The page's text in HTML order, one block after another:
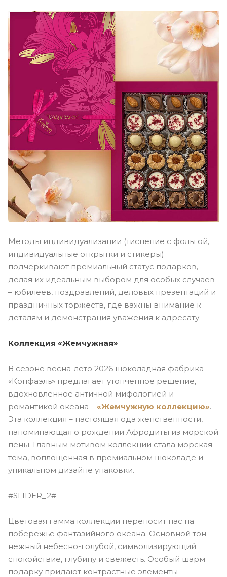
Методы индивидуализации (тиснение с фольгой,
индивидуальные открытки и стикеры)
подчёркивают премиальный статус подарков,
делая их идеальным выбором для особых случаев
– юбилеев, поздравлений, деловых презентаций и
праздничных торжеств, где важны внимание к
деталям и демонстрация уважения к адресату.
Коллекция «Жемчужная»
В сезоне весна-лето 2026 шоколадная фабрика
«Конфаэль» предлагает утонченное решение,
вдохновленное античной мифологией и
романтикой океана – «Жемчужную коллекцию».
Эта коллекция – настоящая ода женственности,
напоминающая о рождении Афродиты из морской
пены. Главным мотивом коллекции стала морская
тема, воплощенная в премиальном шоколаде и
уникальном дизайне упаковки.
#SLIDER_2#
Цветовая гамма коллекции переносит нас на
побережье фантазийного океана. Основной тон –
нежный небесно-голубой, символизирующий
спокойствие, глубину и свежесть. Особый шарм
подарку придают контрастные элементы